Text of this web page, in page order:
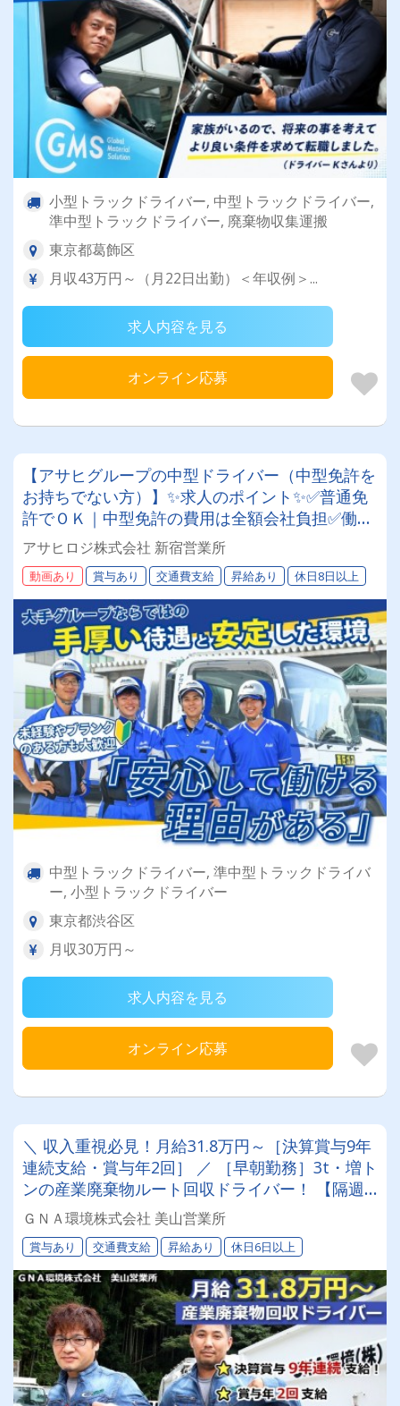
小型トラックドライバー, 中型トラックドライバー,
準中型トラックドライバー, 廃棄物収集運搬
東京都葛飾区
月収43万円～（月22日出勤）＜年収例＞...
求人内容を見る
オンライン応募
【アサヒグループの中型ドライバー（中型免許を
お持ちでない方）】✨求人のポイント✨✅普通免
許でＯＫ｜中型免許の費用は全額会社負担✅働き
やすい環境｜年間休日117日＆原則土日休み✅成
長をサポート｜人を大切にする温かい社風です✅
充実の福利厚生｜退職金や賞与、共済会など多数
✅安定した業務量｜グループ内外で幅広く事業展
開
アサヒロジ株式会社 新宿営業所
動画あり 賞与あり 交通費支給 昇給あり 休日8日以上
中型トラックドライバー, 準中型トラックドライバ
ー, 小型トラックドライバー
東京都渋谷区
月収30万円～
求人内容を見る
オンライン応募
＼ 収入重視必見！月給31.8万円～［決算賞与9年
連続支給・賞与年2回］ ／ ［早朝勤務］3t・増ト
ンの産業廃棄物ルート回収ドライバー！ 【隔週2
日制】【早上がりOK】【有休消化率高・特別有
休あり】【即日入社可】 【全車バックアイモニ
ター搭載！高速使用OK！福利厚生充実】
ＧＮＡ環境株式会社 美山営業所
賞与あり 交通費支給 昇給あり 休日6日以上